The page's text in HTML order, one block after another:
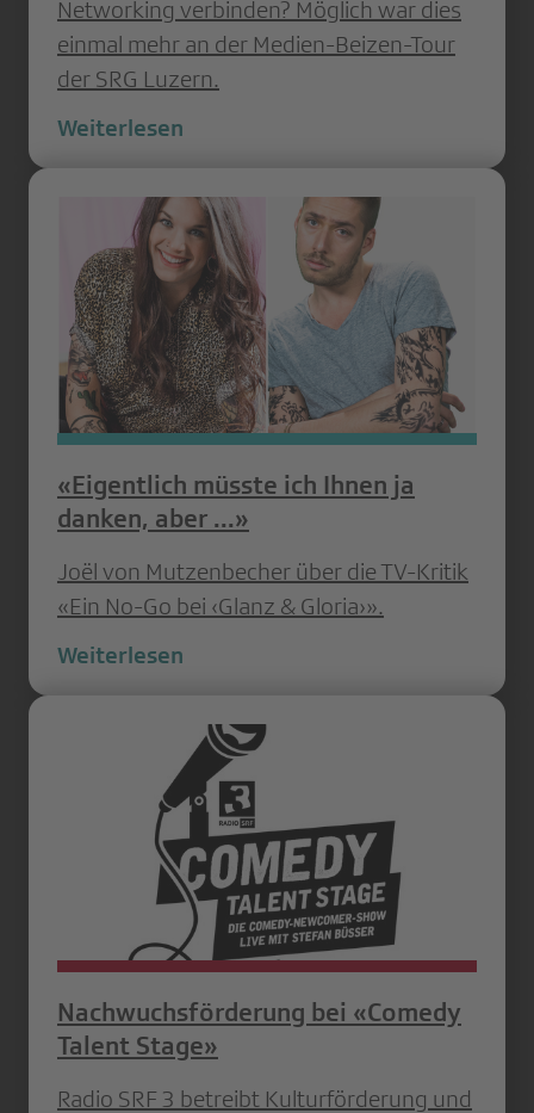
Networking verbinden? Möglich war dies
einmal mehr an der Medien-Beizen-Tour
der SRG Luzern.
Weiterlesen
«Eigentlich müsste ich Ihnen ja
danken, aber ...»
Joël von Mutzenbecher über die TV-Kritik
«Ein No-Go bei ‹Glanz & Gloria›».
Weiterlesen
Nachwuchsförderung bei «Comedy
Talent Stage»
Radio SRF 3 betreibt Kulturförderung und